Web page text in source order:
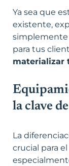
Ya sea que
existente,
simplemente
para tus
materializar
la clave
La
crucial para